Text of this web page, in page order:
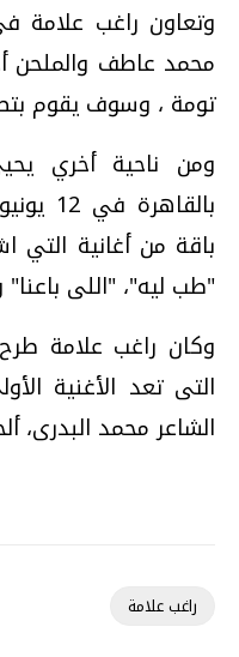
وتعاون راغب علامة
محمد عاطف والملحن
تومة ، وسوف يقوم
ومن ناحية أخري
باقة من أغانية التي
"طب ليه"، "اللى
وكان راغب علامة
التى تعد الأغنية
الشاعر محمد البدرى،
راغب علامة